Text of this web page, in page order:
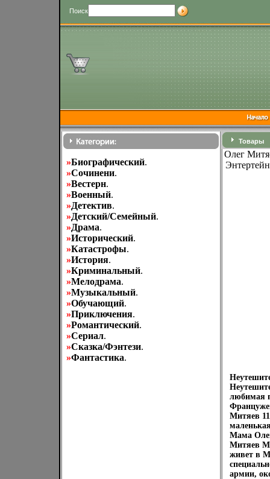
Поиск
»Биографический.
»Cочинени.
»Вестерн.
»Военный.
»Детектив.
»Детский/Семейный.
»Драма.
»Исторический.
»Катастрофы.
»История.
»Криминальный.
»Мелодрама.
»Музыкальный.
»Обучающий.
»Приключения.
»Романтический.
»Сериал.
»Сказка/Фэнтези.
»Фантастика.
Товары
Олег
любимая
Митяев
Мама
Митяев
живет в
армии,